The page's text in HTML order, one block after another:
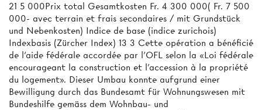
21 5 000Prix total Gesamtkosten Fr. 4 300 000( Fr. 7 500
000- avec terrain et frais secondaires / mit Grundstück
und Nebenkosten) Indice de base (indice zurichois)
Indexbasis (Zürcher Index) 13 3 Cette opération a bénéficié
de l'aide fédérale accordée par l'OFL selon la «Loi fédérale
encourageant la construction et l'accession à la propriété
du logement». Dieser Umbau konnte aufgrund einer
Bewilligung durch das Bundesamt für Wohnungswesen mit
Bundeshilfe gemäss dem Wohnbau- und